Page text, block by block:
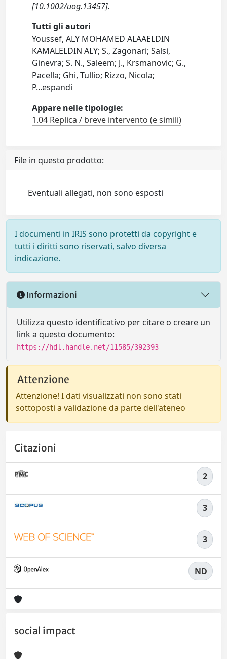
[10.1002/uog.13457].
Tutti gli autori
Youssef, ALY MOHAMED ALAAELDIN
KAMALELDIN ALY; S., Zagonari; Salsi,
Ginevra; S. N., Saleem; J., Krsmanovic; G.,
Pacella; Ghi, Tullio; Rizzo, Nicola;
P...espandi
Appare nelle tipologie:
1.04 Replica / breve intervento (e simili)
File in questo prodotto:
Eventuali allegati, non sono esposti
I documenti in IRIS sono protetti da copyright e
tutti i diritti sono riservati, salvo diversa
indicazione.
Informazioni
Utilizza questo identificativo per citare o creare un
link a questo documento:
https://hdl.handle.net/11585/392393
Attenzione
Attenzione! I dati visualizzati non sono stati
sottoposti a validazione da parte dell'ateneo
Citazioni
2
3
3
ND
social impact